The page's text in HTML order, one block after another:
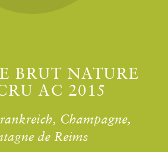
BRUT NATURE
AC 2015
Champagne,
de Reims